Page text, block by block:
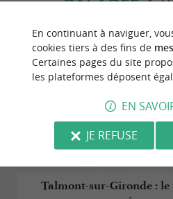
BALADES
Talmont-sur-Gironde :
En continuant à naviguer,
cookies tiers à des fins de
Certaines pages du site
les plateformes déposent
EN
JE REFUSE